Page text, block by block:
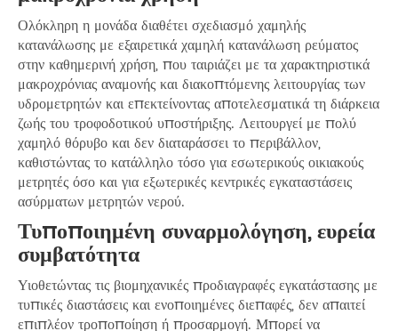
Ολόκληρη η μονάδα διαθέτει σχεδιασμό χαμηλής
κατανάλωσης με εξαιρετικά χαμηλή κατανάλωση ρεύματος
στην καθημερινή χρήση, που ταιριάζει με τα χαρακτηριστικά
μακροχρόνιας αναμονής και διακοπτόμενης λειτουργίας των
υδρομετρητών και επεκτείνοντας αποτελεσματικά τη διάρκεια
ζωής του τροφοδοτικού υποστήριξης. Λειτουργεί με πολύ
χαμηλό θόρυβο και δεν διαταράσσει το περιβάλλον,
καθιστώντας το κατάλληλο τόσο για εσωτερικούς οικιακούς
μετρητές όσο και για εξωτερικές κεντρικές εγκαταστάσεις
ασύρματων μετρητών νερού.
Τυποποιημένη συναρμολόγηση, ευρεία
συμβατότητα
Υιοθετώντας τις βιομηχανικές προδιαγραφές εγκατάστασης με
τυπικές διαστάσεις και ενοποιημένες διεπαφές, δεν απαιτεί
επιπλέον τροποποίηση ή προσαρμογή. Μπορεί να